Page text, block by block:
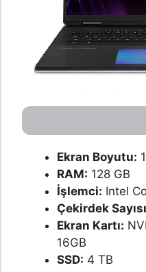
Ekran Boyutu:
RAM: 128 GB
İşlemci: Intel
Çekirdek
Ekran Kartı:
16GB
SSD: 4 TB